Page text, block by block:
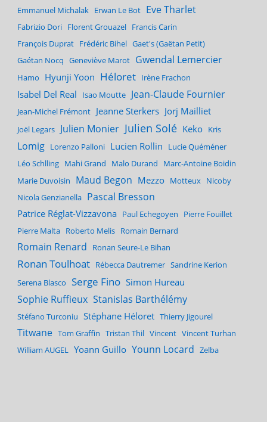
Emmanuel Michalak Erwan Le Bot Eve Tharlet
Fabrizio Dori Florent Grouazel Francis Carin
François Duprat Frédéric Bihel Gaet's (Gaëtan Petit)
Gaétan Nocq Geneviève Marot Gwendal Lemercier
Hamo Hyunji Yoon Héloret Irène Frachon
Isabel Del Real Isao Moutte Jean-Claude Fournier
Jean-Michel Frémont Jeanne Sterkers Jorj Mailliet
Joël Legars Julien Monier Julien Solé Keko Kris
Lomig Lorenzo Palloni Lucien Rollin
Lucie Quéméner
Léo Schlling Mahi Grand Malo Durand
Marc-Antoine Boidin
Marie Duvoisin
Maud Begon Mezzo Motteux Nicoby
Nicola Genzianella Pascal Bresson
Patrice Réglat-Vizzavona Paul Echegoyen
Pierre Fouillet
Pierre Malta Roberto Melis Romain Bernard
Romain Renard Ronan Seure-Le Bihan
Ronan Toulhoat Rébecca Dautremer Sandrine Kerion
Serena Blasco Serge Fino Simon Hureau
Sophie Ruffieux Stanislas Barthélémy
Stéfano Turconiu Stéphane Héloret Thierry Jigourel
Titwane Tom Graffin Tristan Thil Vincent Vincent Turhan
William AUGEL Yoann Guillo Younn Locard Zelba